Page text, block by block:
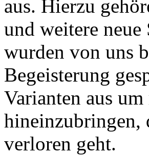
aus. Hierzu
und weitere
wurden von uns
Begeisterung
Varianten aus
hineinzubringen,
verloren geht.